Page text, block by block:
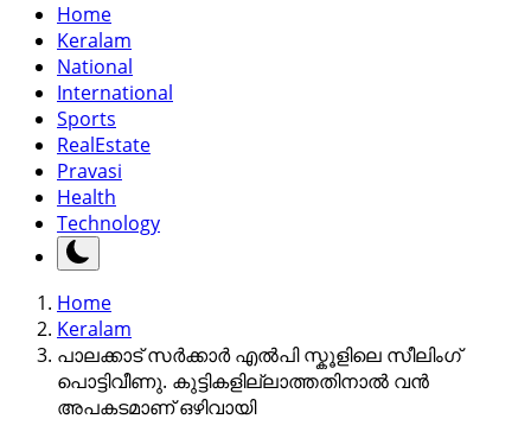
Home
Keralam
National
International
Sports
RealEstate
Pravasi
Health
Technology
Home
Keralam
പാലക്കാട് സർക്കാർ എൽപി സ്കൂളിലെ സീലിംഗ്
പൊട്ടിവീണു. കുട്ടികളില്ലാത്തതിനാൽ വൻ
അപകടമാണ് ഒഴിവായി